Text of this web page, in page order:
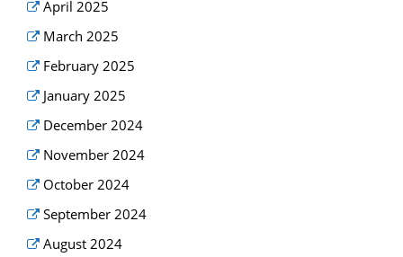
April 2025
March 2025
February 2025
January 2025
December 2024
November 2024
October 2024
September 2024
August 2024